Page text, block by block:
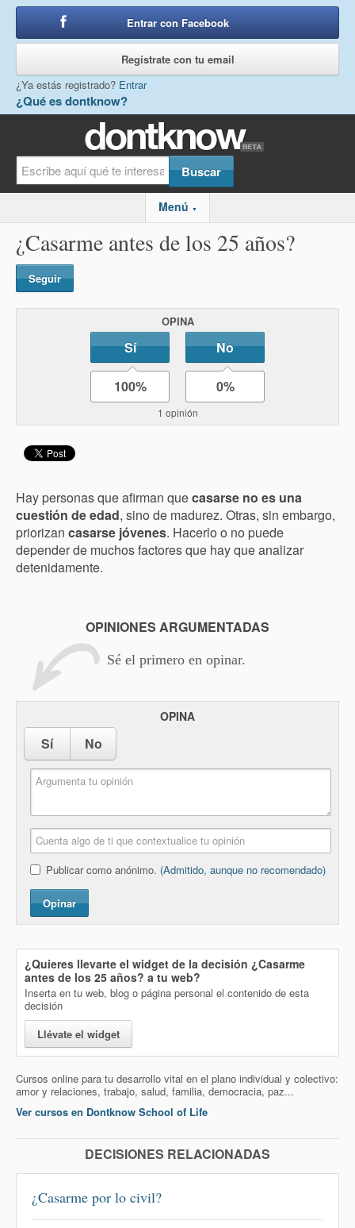
¿Qué es dontknow?
Entrar con Facebook
Regístrate con tu email
¿Ya estás registrado? Entrar
Menú ▼
¿Casarme antes de los 25 años?
Seguir
OPINA
Sí No
100% 0%
1 opinión
Hay personas que afirman quecasarse no es una
cuestión de edad, sino de madurez. Otras, sin embargo,
priorizan casarse jóvenes. Hacerlo o no puede
depender de muchos factores que hay que analizar
detenidamente.
OPINIONES ARGUMENTADAS
Sé el primero en opinar.
OPINA
Sí No
Publicar como anónimo. (Admitido, aunque no recomendado)
Opinar
¿Quieres llevarte el widget de la decisión ¿Casarme
antes de los 25 años? a tu web?
Inserta en tu web, blog o página personal el contenido de esta
decisión
Llévate el widget
Cursos online para tu desarrollo vital en el plano individual y colectivo:
amor y relaciones, trabajo, salud, familia, democracia, paz...
Ver cursos en Dontknow School of Life
DECISIONES RELACIONADAS
¿Casarme por lo civil?